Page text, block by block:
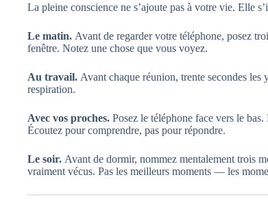
La pleine conscience ne s’ajoute pas à votre vie. Elle
Le matin. Avant de regarder votre téléphone, posez
fenêtre. Notez une chose que vous voyez.
Au travail. Avant chaque réunion, trente secondes les
respiration.
Avec vos proches. Posez le téléphone face vers le
Écoutez pour comprendre, pas pour répondre.
Le soir. Avant de dormir, nommez mentalement trois
vraiment vécus. Pas les meilleurs moments — les